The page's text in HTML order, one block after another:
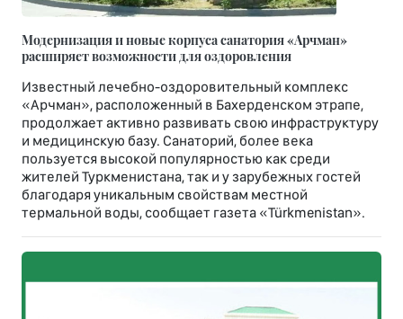
Модернизация и новые корпуса санатория «Арчман»
расширяет возможности для оздоровления
Известный лечебно-оздоровительный комплекс
«Арчман», расположенный в Бахерденском этрапе,
продолжает активно развивать свою инфраструктуру
и медицинскую базу. Санаторий, более века
пользуется высокой популярностью как среди
жителей Туркменистана, так и у зарубежных гостей
благодаря уникальным свойствам местной
термальной воды, сообщает газета «Türkmenistan».